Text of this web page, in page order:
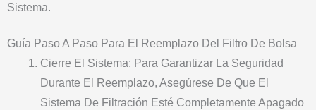
Sistema.
Guía Paso A Paso Para El Reemplazo Del Filtro De Bolsa
Cierre El Sistema: Para Garantizar La Seguridad
Durante El Reemplazo, Asegúrese De Que El
Sistema De Filtración Esté Completamente Apagado